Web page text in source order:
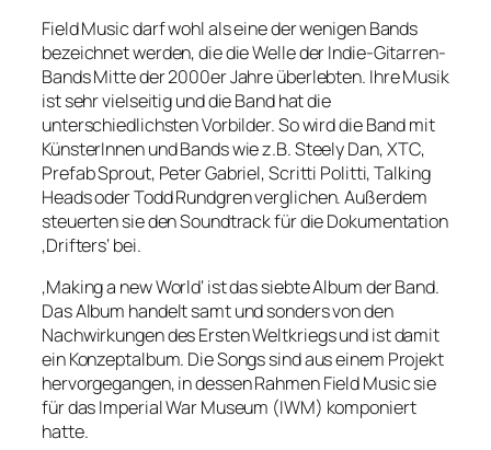
Field Music darf wohl als eine der wenigen Bands
bezeichnet werden, die die Welle der Indie-Gitarren-
Bands Mitte der 2000er Jahre überlebten. Ihre Musik
ist sehr vielseitig und die Band hat die
unterschiedlichsten Vorbilder. So wird die Band mit
KünsterInnen und Bands wie z.B. Steely Dan, XTC,
Prefab Sprout, Peter Gabriel, Scritti Politti, Talking
Heads oder Todd Rundgren verglichen. Außerdem
steuerten sie den Soundtrack für die Dokumentation
‚Drifters‘ bei.
‚Making a new World‘ ist das siebte Album der Band.
Das Album handelt samt und sonders von den
Nachwirkungen des Ersten Weltkriegs und ist damit
ein Konzeptalbum. Die Songs sind aus einem Projekt
hervorgegangen, in dessen Rahmen Field Music sie
für das Imperial War Museum (IWM) komponiert
hatte.